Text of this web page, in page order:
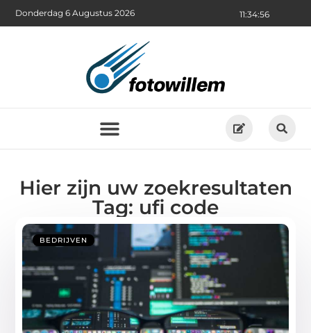
11:34:57
Donderdag 6 Augustus 2026
Hier zijn uw zoekresultaten
Tag: ufi code
BEDRIJVEN